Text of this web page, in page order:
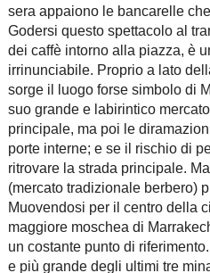
sera appaiono le bancarelle
Godersi questo spettacolo al
dei caffè intorno alla piazza, è
irrinunciabile. Proprio a lato
sorge il luogo forse simbolo di
suo grande e labirintico
principale, ma poi le
porte interne; e se il rischio di
ritrovare la strada principale.
(mercato tradizionale berbero)
Muovendosi per il centro della
maggiore moschea di
un costante punto di
e più grande degli ultimi tre